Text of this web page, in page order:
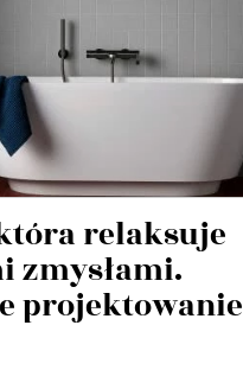
relaksuje
zmysłami.
projektowanie